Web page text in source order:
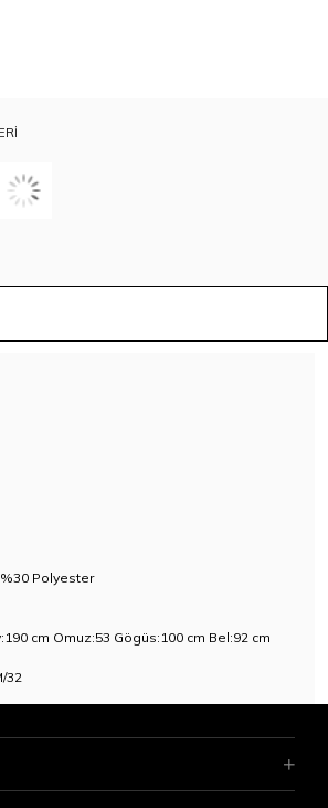
%30 Polyester
cm Omuz:53 Gögüs:100 cm Bel:92 cm
32